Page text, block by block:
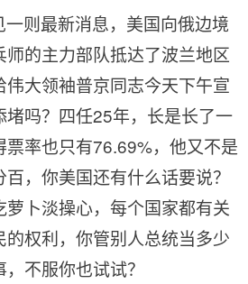
则最新消息，美国向俄边境
的主力部队抵达了波兰地区
大领袖普京同志今天下午宣
堵吗？四任25年，长是长了一
票率也只有76.69%，他又不是
，你美国还有什么话要说？
卜淡操心，每个国家都有关
权利，你管别人总统当多少
不服你也试试？